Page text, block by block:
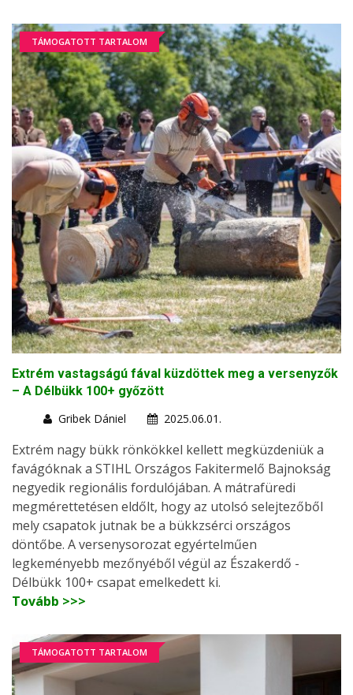
TÁMOGATOTT TARTALOM
Extrém vastagságú fával küzdöttek meg a versenyzők
– A Délbükk 100+ győzött
Gribek Dániel
2025.06.01.
Extrém nagy bükk rönkökkel kellett megküzdeniük a
favágóknak a STIHL Országos Fakitermelő Bajnokság
negyedik regionális fordulójában. A mátrafüredi
megmérettetésen eldőlt, hogy az utolsó selejtezőből
mely csapatok jutnak be a bükkzsérci országos
döntőbe. A versenysorozat egyértelműen
legkeményebb mezőnyéből végül az Északerdő -
Délbükk 100+ csapat emelkedett ki.
Tovább >>>
TÁMOGATOTT TARTALOM